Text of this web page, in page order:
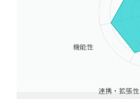
連携・拡張性
機能性